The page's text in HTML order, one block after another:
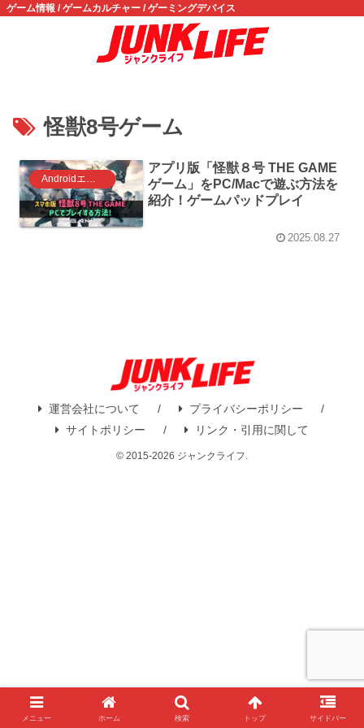
ゲーム情報 / ゲームカルチャー / ゲーミングデバイス
怪獣8号ゲーム
Androidエミュレータ ゲーム
アプリ版「怪獣８号 THE GAME
ゲーム」をPC/Macで遊ぶ方法を
紹介！ゲームパッドプレイ
2025.08.27
運営会社について
プライバシーポリシー
サイトポリシー
リンク・引用に関して
© 2015-2026 ジャンクライフ.
メニュー ホーム 検索 トップ サイドバー